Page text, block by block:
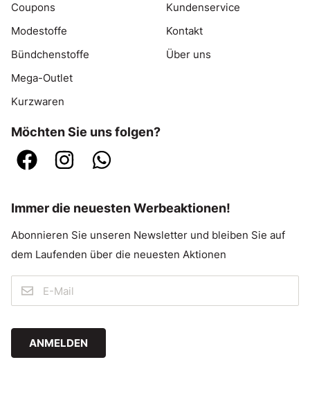
Coupons
Modestoffe
Bündchenstoffe
Mega-Outlet
Kurzwaren
Kundenservice
Kontakt
Über uns
Möchten Sie uns folgen?
Immer die neuesten Werbeaktionen!
Abonnieren Sie unseren Newsletter und bleiben Sie auf
dem Laufenden über die neuesten Aktionen
ANMELDEN